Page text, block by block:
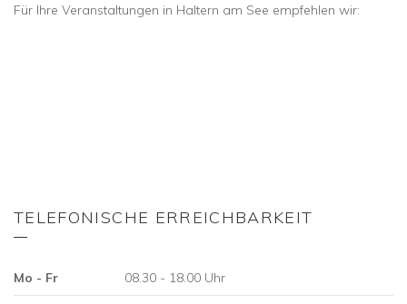
Für Ihre Veranstaltungen in Haltern am See empfehlen wir:
TELEFONISCHE ERREICHBARKEIT
Mo - Fr 08.30 - 18.00 Uhr